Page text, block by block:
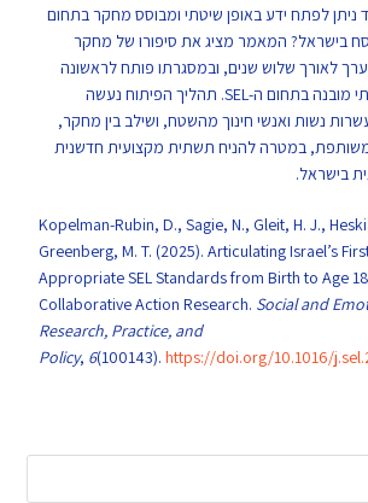
ניתן לפתח ידע באופן שיטתי ומבוסס מחקר בתחום
בישראל? המאמר מציג את סיפורו של מחקר
לאורך שלוש שנים, ובמסגרתו פותח לראשונה
בישראל ידע התפתחותי מובנה בתחום ה-SEL. תהליך הפיתוח נעשה
נשות ואנשי חינוך מהשטח, ושילב בין מחקר,
משותפת, במטרה להניח תשתית מקצועית חדשנית
בישראל.
Kopelman-Rubin, D., Sagie, N., Gleit, H. J.,
Greenberg, M. T. (2025). Articulating Israel’s
Appropriate SEL Standards from Birth to Age
Collaborative Action Research. Social and
Research, Practice, and
Policy, 6(100143).https://doi.org/10.1016/